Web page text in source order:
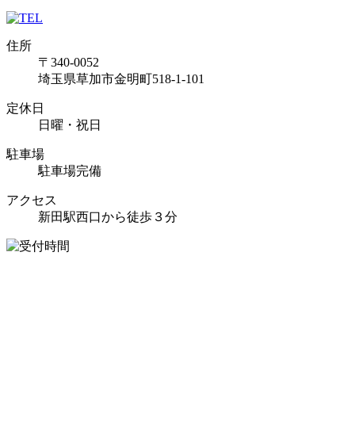
住所
〒340-0052
埼玉県草加市金明町518-1-101
定休日
日曜・祝日
駐車場
駐車場完備
アクセス
新田駅西口から徒歩３分